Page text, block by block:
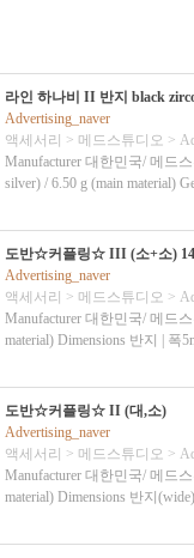
라인 하나비 II 반지 black
Advertising_naver
액세서리 > 메드스튜디오 >
Manufacturer 대한민국/ 메드스
silver) / 6.50 g (main material)
도반☆커플링☆ III (소+소)
Advertising_naver
액세서리 > 메드스튜디오 >
Manufacturer 대한민국/ 메드
material) Dimensions 반지 | 폭
도반☆커플링☆ II (대,소)
Advertising_naver
액세서리 > 메드스튜디오 >
Manufacturer 대한민국/ 메드
material) Dimensions 반지